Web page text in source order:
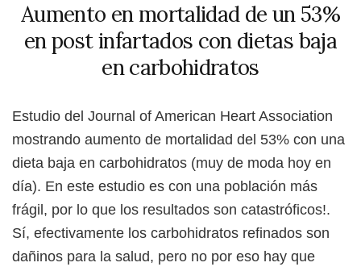
Aumento en mortalidad de un 53%
en post infartados con dietas baja
en carbohidratos
Estudio del Journal of American Heart Association
mostrando aumento de mortalidad del 53% con una
dieta baja en carbohidratos (muy de moda hoy en
día). En este estudio es con una población más
frágil, por lo que los resultados son catastróficos!.
Sí, efectivamente los carbohidratos refinados son
dañinos para la salud, pero no por eso hay que